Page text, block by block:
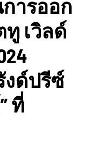
การออก
เวิลด์
งด์ปรีซ์
ที่